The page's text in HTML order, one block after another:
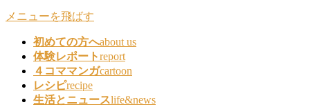
メニューを飛ばす
初めての方へabout us
体験レポートreport
４コママンガcartoon
レシピrecipe
生活とニュースlife&news